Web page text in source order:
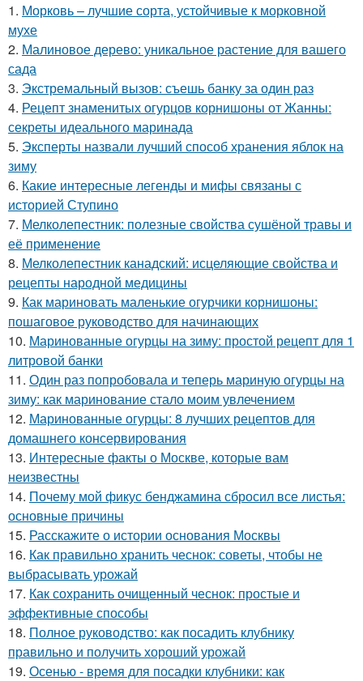
1. Морковь – лучшие сорта, устойчивые к морковной
мухе
2. Малиновое дерево: уникальное растение для вашего
сада
3. Экстремальный вызов: съешь банку за один раз
4. Рецепт знаменитых огурцов корнишоны от Жанны:
секреты идеального маринада
5. Эксперты назвали лучший способ хранения яблок на
зиму
6. Какие интересные легенды и мифы связаны с
историей Ступино
7. Мелколепестник: полезные свойства сушёной травы и
её применение
8. Мелколепестник канадский: исцеляющие свойства и
рецепты народной медицины
9. Как мариновать маленькие огурчики корнишоны:
пошаговое руководство для начинающих
10. Маринованные огурцы на зиму: простой рецепт для 1
литровой банки
11. Один раз попробовала и теперь мариную огурцы на
зиму: как маринование стало моим увлечением
12. Маринованные огурцы: 8 лучших рецептов для
домашнего консервирования
13. Интересные факты о Москве, которые вам
неизвестны
14. Почему мой фикус бенджамина сбросил все листья:
основные причины
15. Расскажите о истории основания Москвы
16. Как правильно хранить чеснок: советы, чтобы не
выбрасывать урожай
17. Как сохранить очищенный чеснок: простые и
эффективные способы
18. Полное руководство: как посадить клубнику
правильно и получить хороший урожай
19. Осенью - время для посадки клубники: как